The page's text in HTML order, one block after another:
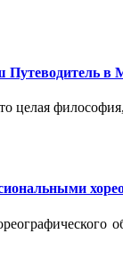
в
целая